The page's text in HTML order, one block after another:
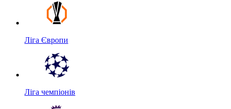
Ліга Європи
Ліга чемпіонів